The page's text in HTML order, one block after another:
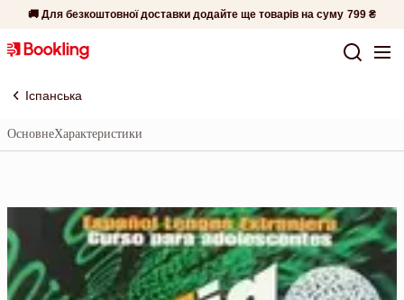
🚚 Для безкоштовної доставки додайте ще товарів на суму 799 ₴
Іспанська
ОсновнеХарактеристики